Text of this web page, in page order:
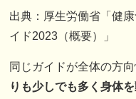
出典：厚生労働省「健
イド2023（概要）」
同じガイドが全体の方
りも少しでも多く身体を